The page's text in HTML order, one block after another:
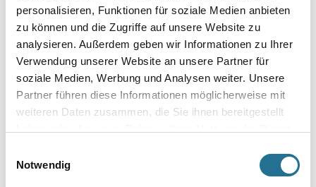
personalisieren, Funktionen für soziale Medien anbieten
zu können und die Zugriffe auf unsere Website zu
analysieren. Außerdem geben wir Informationen zu Ihrer
Verwendung unserer Website an unsere Partner für
soziale Medien, Werbung und Analysen weiter. Unsere
Partner führen diese Informationen möglicherweise mit
weiteren Daten zusammen, die Sie ihnen bereitgestellt
Notwendig
Umrechnungsfaktoren
ZUSATZINFOS